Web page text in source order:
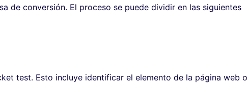
de conversión. El proceso se puede dividir en las siguientes
test. Esto incluye identificar el elemento de la página web o